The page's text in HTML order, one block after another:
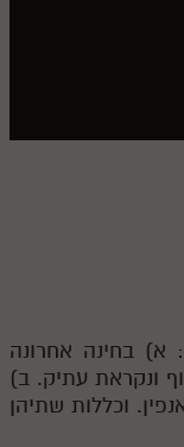
א) בחינה אחרונה
ונקראת עתיק. ב)
וכללות שתיהן